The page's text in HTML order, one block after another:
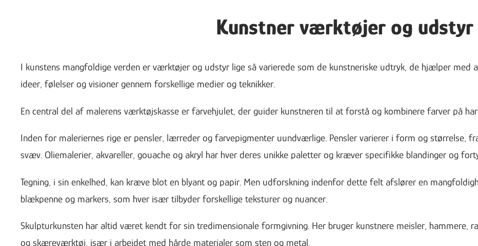
Kunstner værktøjer og udstyr
I kunstens mangfoldige verden er værktøjer og udstyr lige så varierede som de kunstneriske udtryk, de hjælper med
ideer, følelser og visioner gennem forskellige medier og teknikker.
En central del af malerens værktøjskasse er farvehjulet, der guider kunstneren til at forstå og kombinere farver på
Inden for maleriernes rige er pensler, lærreder og farvepigmenter uundværlige. Pensler varierer i form og størrelse,
svæv. Oliemalerier, akvareller, gouache og akryl har hver deres unikke paletter og kræver specifikke blandinger og
Tegning, i sin enkelhed, kan kræve blot en blyant og papir. Men udforskning indenfor dette felt afslører en
blækpenne og markers, som hver især tilbyder forskellige teksturer og nuancer.
Skulpturkunsten har altid været kendt for sin tredimensionale formgivning. Her bruger kunstnere meisler, hammere,
og skæreværktøj, især i arbejdet med hårde materialer som sten og metal.